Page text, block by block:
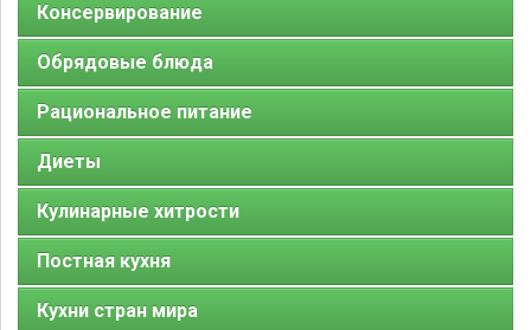
Консервирование
Обрядовые блюда
Рациональное питание
Диеты
Кулинарные хитрости
Постная кухня
Кухни стран мира